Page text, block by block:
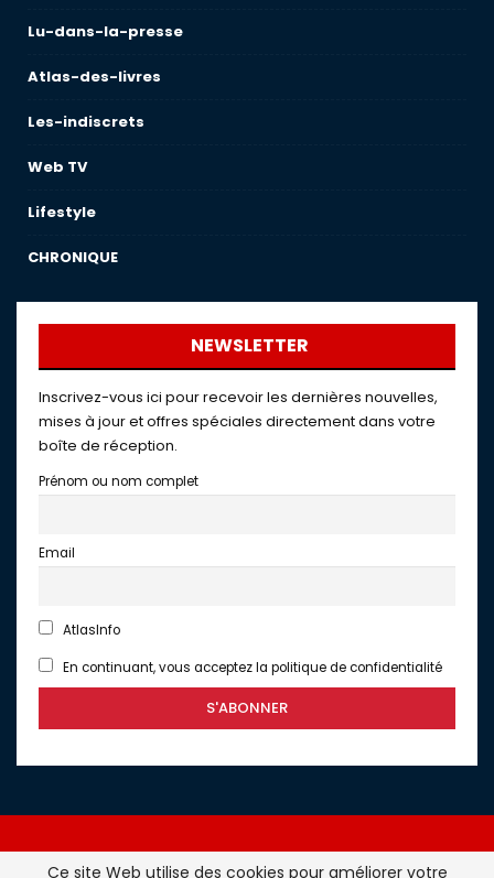
Lu-dans-la-presse
Atlas-des-livres
Les-indiscrets
Web TV
Lifestyle
CHRONIQUE
NEWSLETTER
Inscrivez-vous ici pour recevoir les dernières nouvelles,
mises à jour et offres spéciales directement dans votre
boîte de réception.
Prénom ou nom complet
Email
AtlasInfo
En continuant, vous acceptez la politique de confidentialité
Ce site Web utilise des cookies pour améliorer votre